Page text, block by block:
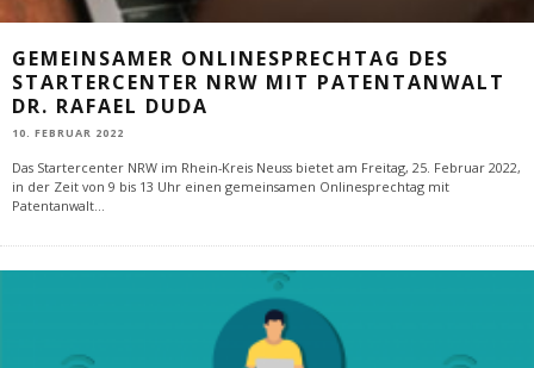
GEMEINSAMER ONLINESPRECHTAG DES
STARTERCENTER NRW MIT PATENTANWALT
DR. RAFAEL DUDA
10. FEBRUAR 2022
Das Startercenter NRW im Rhein-Kreis Neuss bietet am Freitag, 25. Februar 2022,
in der Zeit von 9 bis 13 Uhr einen gemeinsamen Onlinesprechtag mit
Patentanwalt...